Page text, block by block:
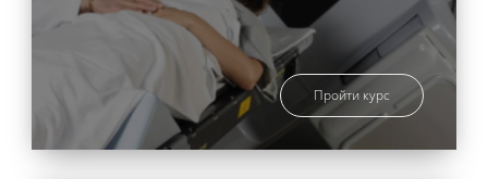
Пройти курс